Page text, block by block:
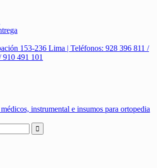
153-236 Lima | Teléfonos: 928 396 811 /
910 491 101